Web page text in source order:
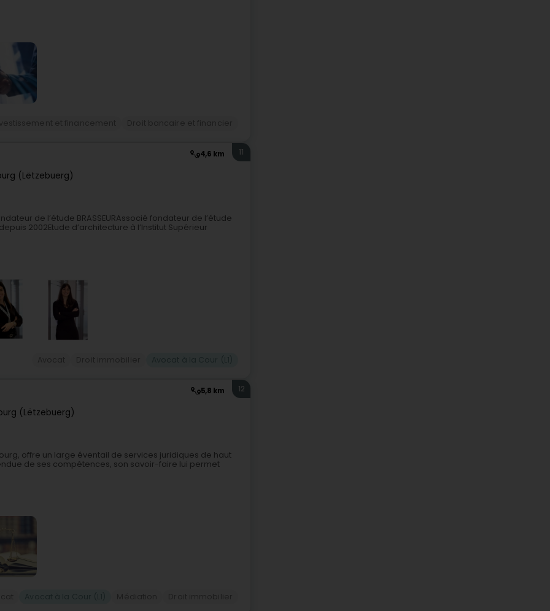
4,6 km
(Lëtzebuerg)
11
de l’étude BRASSEURAssocié fondateur de l’étude
2002Etude d’architecture à l’Institut Supérieur
5,8 km
(Lëtzebuerg)
12
offre un large éventail de services juridiques de haut
de ses compétences, son savoir-faire lui permet